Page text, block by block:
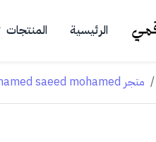
الرئيسية المنتجات
متجر mohamed saeed mohamed